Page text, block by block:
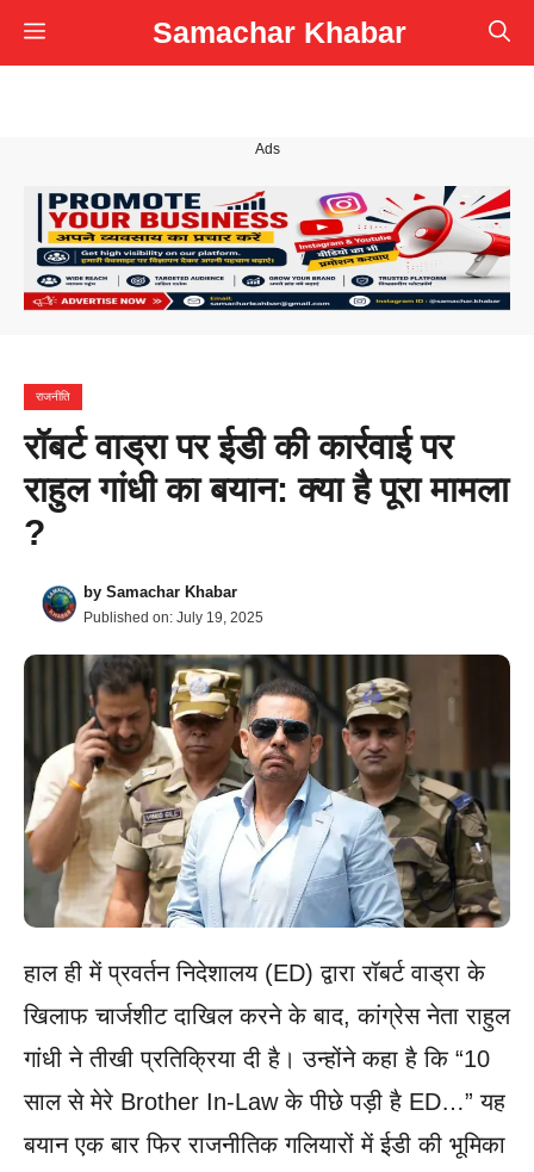
Skip
to
Samachar Khabar
Menu
Ads
राजनीति
रॉबर्ट वाड्रा पर ईडी की कार्रवाई पर
राहुल गांधी का बयान: क्या है पूरा मामला
?
by Samachar Khabar
Published on: July 19, 2025
हाल ही में प्रवर्तन निदेशालय (ED) द्वारा रॉबर्ट वाड्रा के
खिलाफ चार्जशीट दाखिल करने के बाद, कांग्रेस नेता राहुल
गांधी ने तीखी प्रतिक्रिया दी है। उन्होंने कहा है कि “10
साल से मेरे Brother In-Law के पीछे पड़ी है ED…” यह
बयान एक बार फिर राजनीतिक गलियारों में ईडी की भूमिका